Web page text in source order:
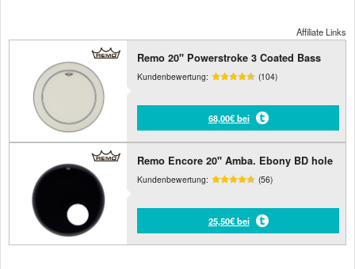
Affiliate Links
Remo 20" Powerstroke 3 Coated Bass
Kundenbewertung: (104)
68,00€ bei
Remo Encore 20" Amba. Ebony BD hole
Kundenbewertung: (56)
25,50€ bei